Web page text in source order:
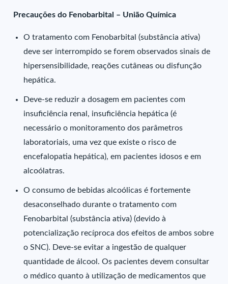
Precauções do Fenobarbital – União Química
O tratamento com Fenobarbital (substância ativa)
deve ser interrompido se forem observados sinais de
hipersensibilidade, reações cutâneas ou disfunção
hepática.
Deve-se reduzir a dosagem em pacientes com
insuficiência renal, insuficiência hepática (é
necessário o monitoramento dos parâmetros
laboratoriais, uma vez que existe o risco de
encefalopatia hepática), em pacientes idosos e em
alcoólatras.
O consumo de bebidas alcoólicas é fortemente
desaconselhado durante o tratamento com
Fenobarbital (substância ativa) (devido à
potencialização recíproca dos efeitos de ambos sobre
o SNC). Deve-se evitar a ingestão de qualquer
quantidade de álcool. Os pacientes devem consultar
o médico quanto à utilização de medicamentos que